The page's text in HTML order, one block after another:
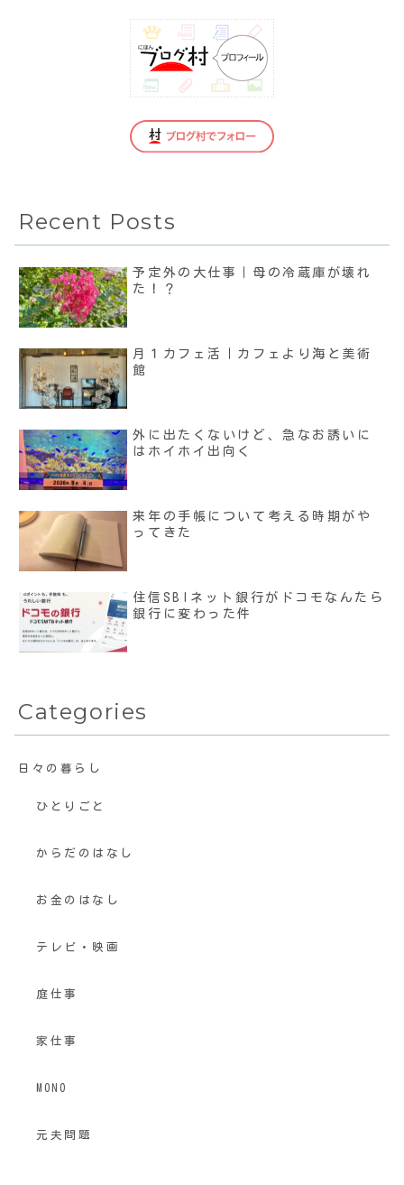
Recent Posts
予定外の大仕事｜母の冷蔵庫が壊れ
た！？
月１カフェ活｜カフェより海と美術
館
外に出たくないけど、急なお誘いに
はホイホイ出向く
来年の手帳について考える時期がや
ってきた
住信SBIネット銀行がドコモなんたら
銀行に変わった件
Categories
日々の暮らし
ひとりごと
からだのはなし
お金のはなし
テレビ・映画
庭仕事
家仕事
MONO
元夫問題